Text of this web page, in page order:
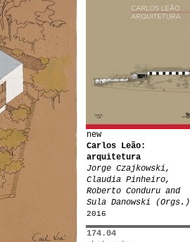
new
Carlos Leão:
arquitetura
Jorge Czajkowski,
Claudia Pinheiro,
Roberto Conduru and
Sula Danowski (Orgs.)
2016
174.04